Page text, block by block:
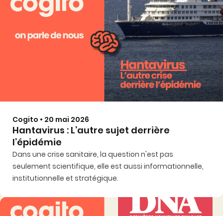
Cogito • 20 mai 2026
Hantavirus : L’autre sujet derrière
l’épidémie
Dans une crise sanitaire, la question n'est pas
seulement scientifique, elle est aussi informationnelle,
institutionnelle et stratégique.